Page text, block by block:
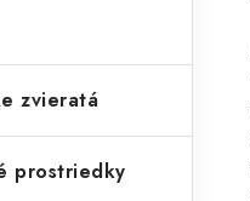
zvieratá
prostriedky